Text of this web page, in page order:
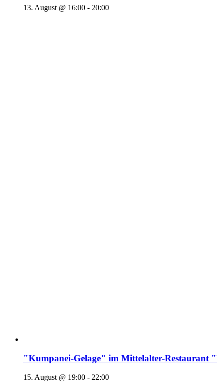
13. August @ 16:00 - 20:00
"Kumpanei-Gelage" im Mittelalter-
15. August @ 19:00 - 22:00